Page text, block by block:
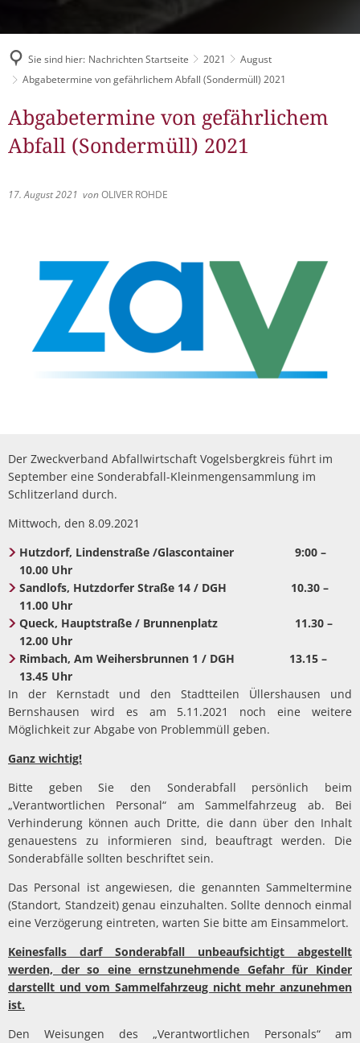
Konzertsaal LMAH
Schlitzer Geschichten
Sie sind hier: Nachrichten Startseite 2021
August
Abgabetermine von gefährlichem Abfall (Sondermüll) 2021
Abgabetermine von gefährlichem
Abfall (Sondermüll) 2021
17. August 2021 vonOLIVER ROHDE
Der Zweckverband Abfallwirtschaft Vogelsbergkreis führt im
September eine Sonderabfall-Kleinmengensammlung im
Schlitzerland durch.
Mittwoch, den 8.09.2021
Hutzdorf, Lindenstraße /Glascontainer 9:00 –
10.00 Uhr
Sandlofs, Hutzdorfer Straße 14 / DGH 10.30 –
11.00 Uhr
Queck, Hauptstraße / Brunnenplatz 11.30 –
12.00 Uhr
Rimbach, Am Weihersbrunnen 1 / DGH 13.15 –
13.45 Uhr
In der Kernstadt und den Stadtteilen Üllershausen und
Bernshausen wird es am 5.11.2021 noch eine weitere
Möglichkeit zur Abgabe von Problemmüll geben.
Ganz wichtig!
Bitte geben Sie den Sonderabfall persönlich beim
„Verantwortlichen Personal“ am Sammelfahrzeug ab. Bei
Verhinderung können auch Dritte, die dann über den Inhalt
genauestens zu informieren sind, beauftragt werden. Die
Sonderabfälle sollten beschriftet sein.
Das Personal ist angewiesen, die genannten Sammeltermine
(Standort, Standzeit) genau einzuhalten. Sollte dennoch einmal
eine Verzögerung eintreten, warten Sie bitte am Einsammelort.
Keinesfalls darf Sonderabfall unbeaufsichtigt abgestellt
werden, der so eine ernstzunehmende Gefahr für Kinder
darstellt und vom Sammelfahrzeug nicht mehr anzunehmen
ist.
Den Weisungen des „Verantwortlichen Personals“ am